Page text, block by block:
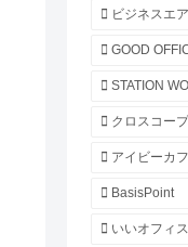
ビジネスエ
GOOD
STATION
クロスコープ
アイビーカ
BasisPoint
いいオフィス